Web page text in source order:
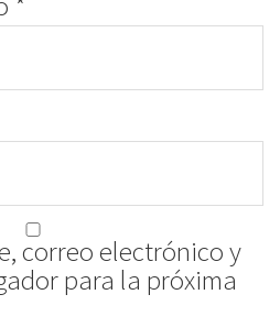
correo electrónico y
para la próxima